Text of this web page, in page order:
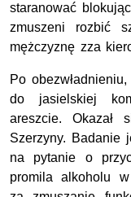
staranować
zmuszeni rozbić
mężczyznę zza
Po
do jasielskiej
areszcie. Okazał
Szerzyny. Badanie
na pytanie o
promila alkoholu